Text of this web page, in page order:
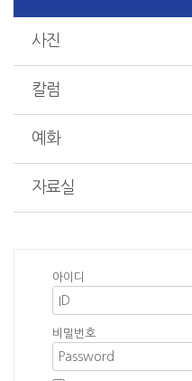
사진
칼럼
예화
자료실
아이디
비밀번호